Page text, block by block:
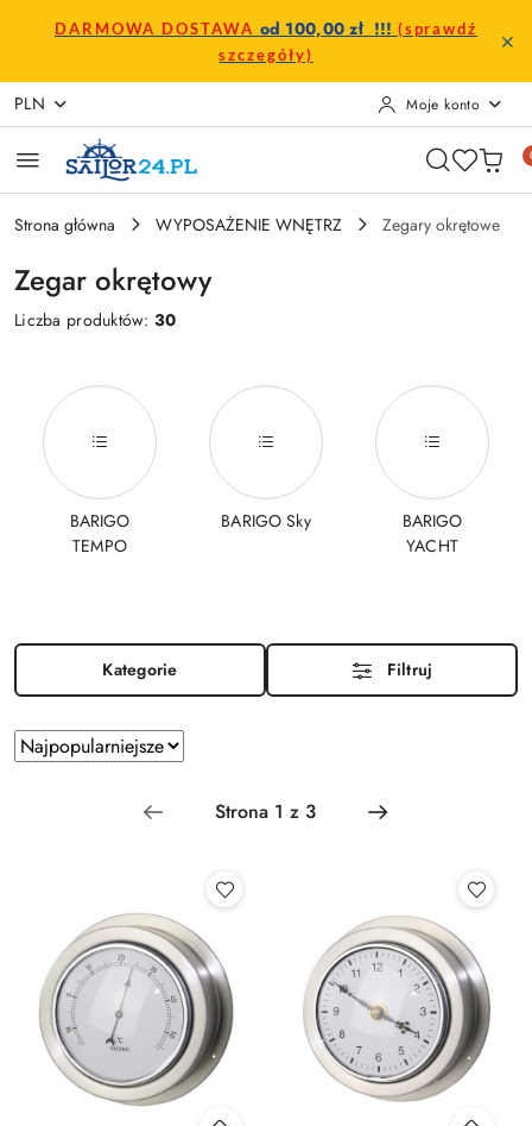
Przejdź do treści głównej
Przejdź do wyszukiwarki
Przejdź do moje konto
Przejdź do menu głównego
Przejdź do stopki
DARMOWA DOSTAWA od 100,00 zł !!! (sprawdź
szczegóły)
PLN Moje konto
Strona główna WYPOSAŻENIE WNĘTRZ Zegary okrętowe
Zegar okrętowy
Liczba produktów:30
BARIGO
TEMPO
BARIGO Sky
BARIGO
YACHT
Kategorie Filtruj
Zastosowano
sortowanie:
Najpopularniejsze.
Sortuj
według